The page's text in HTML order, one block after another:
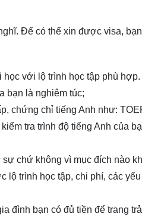
Để có thể xin được visa,
với lộ trình học tập phù hợp.
bạn là nghiêm túc;
chứng chỉ tiếng Anh như:
tra trình độ tiếng Anh của
chứ không vì mục đích nào
lộ trình học tập, chi phí, các
đình bạn có đủ tiền để trang